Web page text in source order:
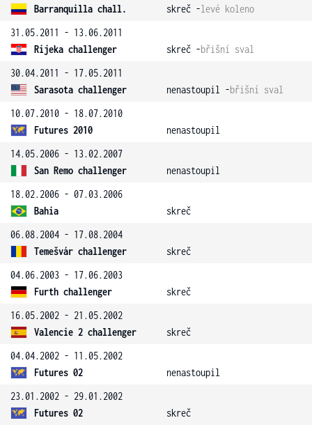
Barranquilla chall.
skreč -levé koleno
31.05.2011 - 13.06.2011
Rijeka challenger
skreč -břišní sval
30.04.2011 - 17.05.2011
Sarasota challenger
nenastoupil -břišní sval
10.07.2010 - 18.07.2010
Futures 2010
nenastoupil
14.05.2006 - 13.02.2007
San Remo challenger
nenastoupil
18.02.2006 - 07.03.2006
Bahia
skreč
06.08.2004 - 17.08.2004
Temešvár challenger
skreč
04.06.2003 - 17.06.2003
Furth challenger
skreč
16.05.2002 - 21.05.2002
Valencie 2 challenger
skreč
04.04.2002 - 11.05.2002
Futures 02
nenastoupil
23.01.2002 - 29.01.2002
Futures 02
skreč